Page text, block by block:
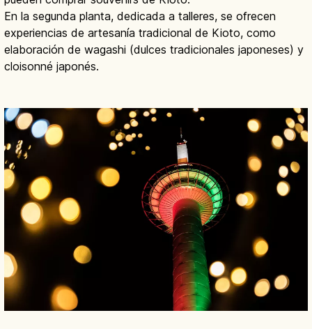
En la segunda planta, dedicada a talleres, se ofrecen
experiencias de artesanía tradicional de Kioto, como
elaboración de wagashi (dulces tradicionales japoneses) y
cloisonné japonés.